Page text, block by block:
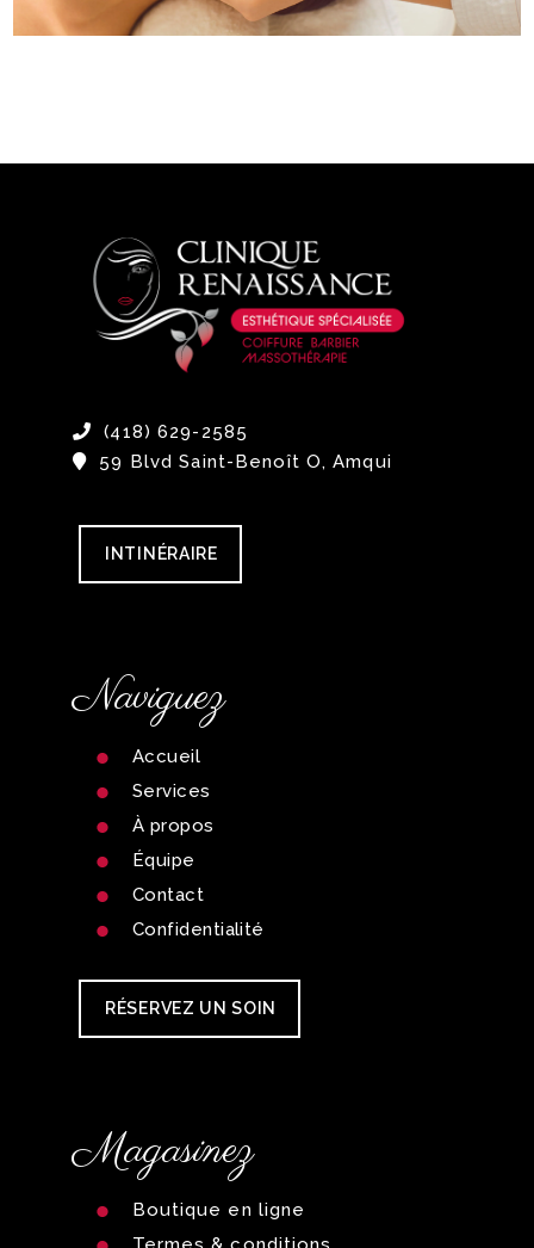
(418) 629-2585
59 Blvd Saint-Benoît O, Amqui
INTINÉRAIRE
Naviguez
Accueil
Services
À propos
Équipe
Contact
Confidentialité
RÉSERVEZ UN SOIN
Magasinez
Boutique en ligne